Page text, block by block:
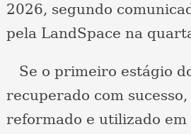
2026, segundo
pela LandSpace na
Se o primeiro estágio
recuperado com
reformado e utilizado em